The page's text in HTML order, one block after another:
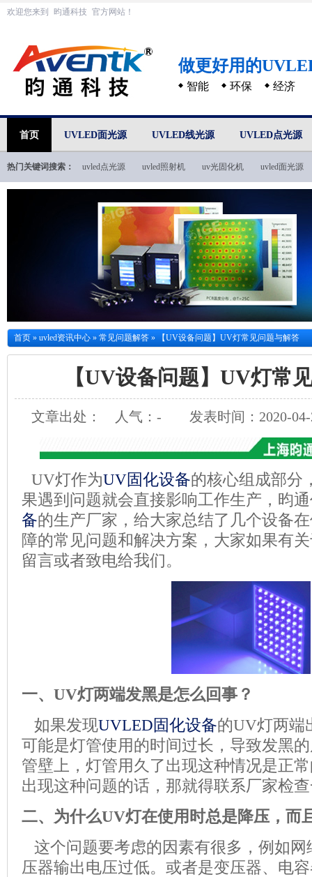
欢迎您来到 昀通科技 官方网站！
做更好用的
智能 环保 经济
首页 UVLED面光源 UVLED线光源 UVLED点光源
uvled技术文档
热门关键词搜索： uvled点光源 uvled照射机 uv光固化机 uvled面光源
首页 » uvled资讯中心 » 常见问题解答 » 【UV设备问题】UV灯常见问题与解答
【UV设备问题】UV灯常
文章出处： 人气： - 发表时间：2020-
UV灯作为UV固化设备的核心组成部分
果遇到问题就会直接影响工作生产，昀
备的生产厂家，给大家总结了几个设备
障的常见问题和解决方案，大家如果有
留言或者致电给我们。
一、UV灯两端发黑是怎么回事？
如果发现UVLED固化设备的UV灯两端
可能是灯管使用的时间过长，导致发黑
管壁上，灯管用久了出现这种情况是正
出现这种问题的话，那就得联系厂家检
二、为什么UV灯在使用时总是降压，而
这个问题要考虑的因素有很多，例如网
压器输出电压过低。或者是变压器、电